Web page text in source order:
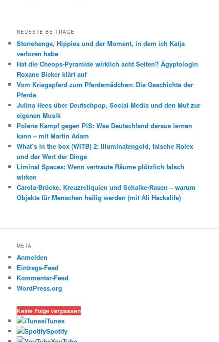
NEUESTE BEITRÄGE
Stonehenge, Hippies und der Moment, in dem ich Katja
verloren habe
Hat die Cheops-Pyramide wirklich acht Seiten? Ägyptologin
Roxane Bicker klärt auf
Vom Kriegspferd zum Pferdemädchen: Die Geschichte der
Pferde
Julina Hees über Deutschpop, Social Media und den Mut zur
eigenen Musik
Polens Kampf gegen PiS: Was Deutschland daraus lernen
kann – mit Martin Adam
What’s in the box (WITB) 2: Illuminatengold, falsche Rolex
und der Wert der Dinge
Liminal Spaces: Wenn vertraute Räume plötzlich falsch
wirken
Carola-Brücke, Kreuzreliquien und Schalke-Rasen – warum
Objekte für Menschen heilig werden (mit Ali Hackalife)
META
Anmelden
Eintrags-Feed
Kommentar-Feed
WordPress.org
Keine Folge verpassen
iTunes
Spotify